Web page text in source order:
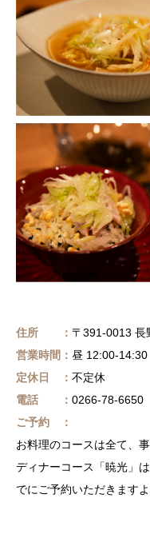
住所 ： 〒391-0013 長
営業時間： 昼 12:00-
定休日 ： 不定休
電話 ： 0266-78-6650
ご予約 ：
お料理のコースは全て、
ディナーコース「暁光」
でにご予約いただきます